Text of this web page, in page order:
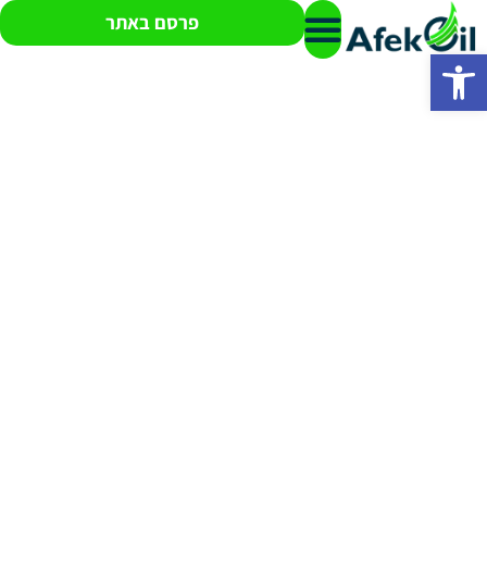
פתח סרגל נגישות
פרסם באתר